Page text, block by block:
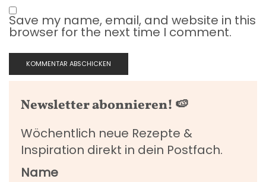
Save my name, email, and website in this
browser for the next time I comment.
Newsletter abonnieren! 🍉
Wöchentlich neue Rezepte &
Inspiration direkt in dein Postfach.
Name